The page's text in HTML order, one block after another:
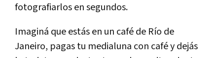
fotografiarlos en segundos.
Imaginá que estás en un café de Río de
Janeiro, pagas tu medialuna con café y dejás